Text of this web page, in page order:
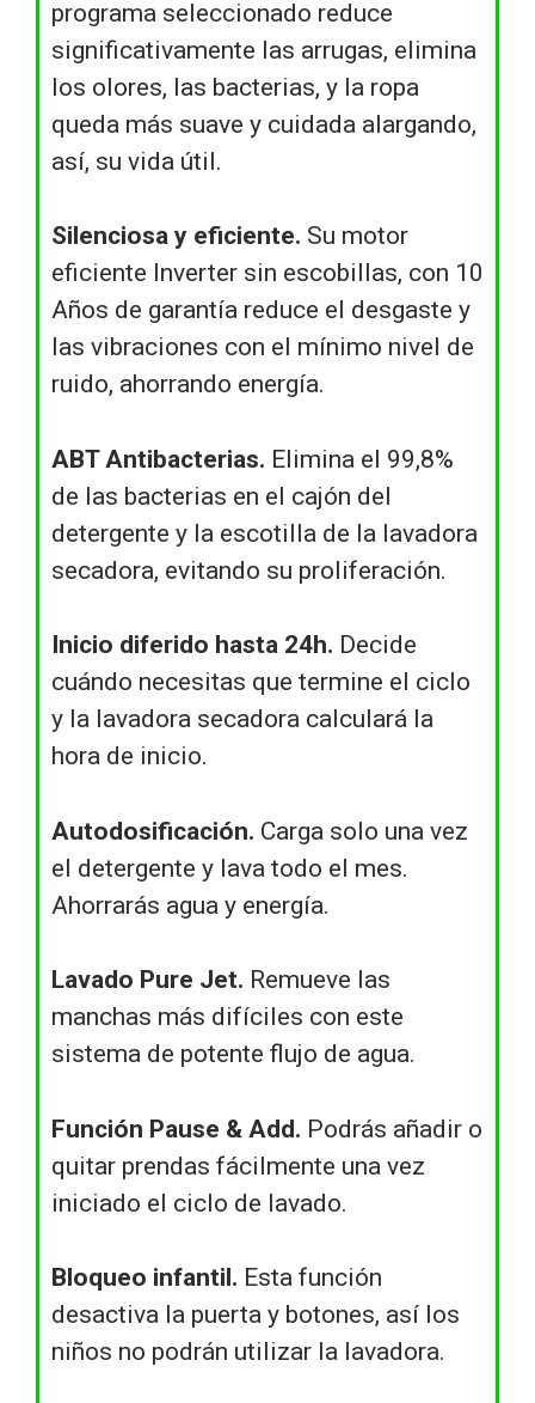
programa seleccionado reduce
significativamente las arrugas, elimina
los olores, las bacterias, y la ropa
queda más suave y cuidada alargando,
así, su vida útil.
Silenciosa y eficiente. Su motor
eficiente Inverter sin escobillas, con 10
Años de garantía reduce el desgaste y
las vibraciones con el mínimo nivel de
ruido, ahorrando energía.
ABT Antibacterias. Elimina el 99,8%
de las bacterias en el cajón del
detergente y la escotilla de la lavadora
secadora, evitando su proliferación.
Inicio diferido hasta 24h. Decide
cuándo necesitas que termine el ciclo
y la lavadora secadora calculará la
hora de inicio.
Autodosificación. Carga solo una vez
el detergente y lava todo el mes.
Ahorrarás agua y energía.
Lavado Pure Jet. Remueve las
manchas más difíciles con este
sistema de potente flujo de agua.
Función Pause & Add. Podrás añadir o
quitar prendas fácilmente una vez
iniciado el ciclo de lavado.
Bloqueo infantil. Esta función
desactiva la puerta y botones, así los
niños no podrán utilizar la lavadora.